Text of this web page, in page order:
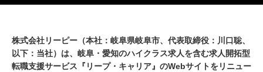
株式会社リーピー（本社：岐阜県岐阜市、代表取締役：川口聡、
以下：当社）は、岐阜・愛知のハイクラス求人を含む求人開拓型
転職支援サービス『リープ・キャリア』のWebサイトをリニュー